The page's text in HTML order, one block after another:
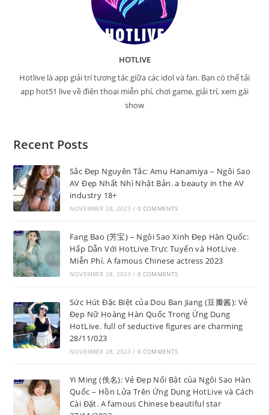
HOTLIVE
Hotlive là app giải trí tương tác giữa các idol và fan. Bạn có thể tải
app hot51 live về điện thoại miễn phí, chơi game, giải trí, xem gái
show
Recent Posts
Sắc Đẹp Nguyên Tắc: Amu Hanamiya – Ngôi Sao
AV Đẹp Nhất Nhì Nhật Bản. a beauty in the AV
industry 18+
NOVEMBER 28, 2023 / 0 COMMENTS
Fang Bao (芳宝) – Ngôi Sao Xinh Đẹp Hàn Quốc:
Hấp Dẫn Với HotLive Trực Tuyến và HotLive
Miễn Phí. A famous Chinese actress 2023
NOVEMBER 28, 2023 / 0 COMMENTS
Sức Hút Đặc Biệt của Dou Ban Jiang (豆瓣酱): Vẻ
Đẹp Nữ Hoàng Hàn Quốc Trong Ứng Dụng
HotLive. full of seductive figures are charming
28/11/023
NOVEMBER 28, 2023 / 0 COMMENTS
Yi Ming (佚名): Vẻ Đẹp Nổi Bật của Ngôi Sao Hàn
Quốc – Hồn Lửa Trên Ứng Dụng HotLive và Cách
Cài Đặt. A famous Chinese beautiful star